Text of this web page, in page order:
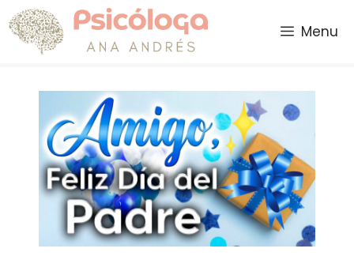
Saltar
al
contenido
Menu